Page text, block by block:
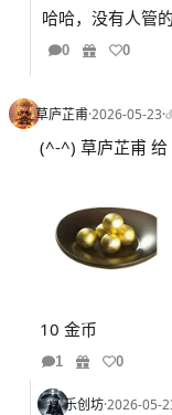
哈哈，没有人管的
0 0
草庐芷甫·2026-05-23·
(^-^) 草庐芷甫 给
10 金币
1 0
乐创坊·2026-05-